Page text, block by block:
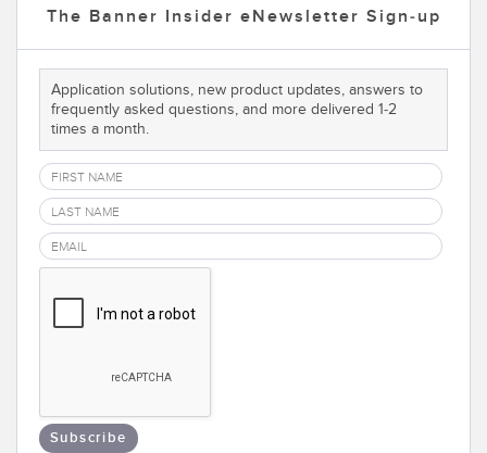
Sensori di vibrazioni
ACCESSORI
ACCESSORI
Convertitori
Set cavo
SOFTWARE
Software per sensori di misura Banner
The Banner Insider eNewsletter Sign-up
Application solutions, new product updates, answers to
frequently asked questions, and more delivered 1-2
times a month.
Subscribe